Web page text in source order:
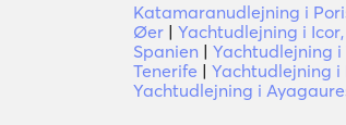
Katamaranudlejning i
Øer | Yachtudlejning i
Spanien | Yachtudlejning i
Tenerife | Yachtudlejning i
Yachtudlejning i